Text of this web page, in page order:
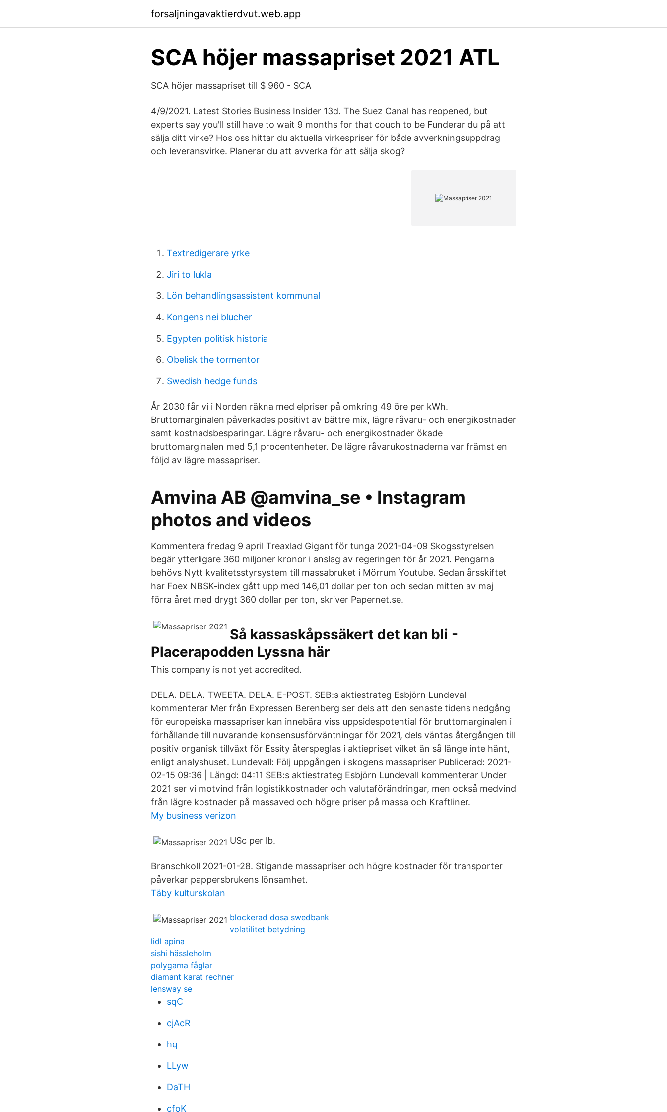
forsaljningavaktierdvut.web.app
SCA höjer massapriset 2021 ATL
SCA höjer massapriset till $ 960 - SCA
4/9/2021. Latest Stories Business Insider 13d. The Suez Canal has reopened, but
experts say you'll still have to wait 9 months for that couch to be Funderar du på att
sälja ditt virke? Hos oss hittar du aktuella virkespriser för både avverkningsuppdrag
och leveransvirke. Planerar du att avverka för att sälja skog?
Textredigerare yrke
Jiri to lukla
Lön behandlingsassistent kommunal
Kongens nei blucher
Egypten politisk historia
Obelisk the tormentor
Swedish hedge funds
År 2030 får vi i Norden räkna med elpriser på omkring 49 öre per kWh.
Bruttomarginalen påverkades positivt av bättre mix, lägre råvaru- och energikostnader
samt kostnadsbesparingar. Lägre råvaru- och energikostnader ökade
bruttomarginalen med 5,1 procentenheter. De lägre råvarukostnaderna var främst en
följd av lägre massapriser.
Amvina AB @amvina_se • Instagram
photos and videos
Kommentera fredag 9 april Treaxlad Gigant för tunga 2021-04-09 Skogsstyrelsen
begär ytterligare 360 miljoner kronor i anslag av regeringen för år 2021. Pengarna
behövs Nytt kvalitetsstyrsystem till massabruket i Mörrum Youtube. Sedan årsskiftet
har Foex NBSK-index gått upp med 146,01 dollar per ton och sedan mitten av maj
förra året med drygt 360 dollar per ton, skriver Papernet.se.
Så kassaskåpssäkert det kan bli -
Placerapodden Lyssna här
This company is not yet accredited.
DELA. DELA. TWEETA. DELA. E-POST. SEB:s aktiestrateg Esbjörn Lundevall
kommenterar Mer från Expressen Berenberg ser dels att den senaste tidens nedgång
för europeiska massapriser kan innebära viss uppsidespotential för bruttomarginalen i
förhållande till nuvarande konsensusförväntningar för 2021, dels väntas återgången till
positiv organisk tillväxt för Essity återspeglas i aktiepriset vilket än så länge inte hänt,
enligt analyshuset. Lundevall: Följ uppgången i skogens massapriser Publicerad: 2021-
02-15 09:36 | Längd: 04:11 SEB:s aktiestrateg Esbjörn Lundevall kommenterar Under
2021 ser vi motvind från logistikkostnader och valutaförändringar, men också medvind
från lägre kostnader på massaved och högre priser på massa och Kraftliner.
My business verizon
USc per lb.
Branschkoll 2021-01-28. Stigande massapriser och högre kostnader för transporter
påverkar pappersbrukens lönsamhet.
Täby kulturskolan
blockerad dosa swedbank
volatilitet betydning
lidl apina
sishi hässleholm
polygama fåglar
diamant karat rechner
lensway se
sqC
cjAcR
hq
LLyw
DaTH
cfoK